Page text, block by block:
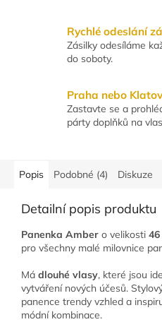
Rychlé odeslání
Zásilky odesíláme
do soboty.
Praha nebo
Zastavte se a
párty doplňků na
Popis Podobné (4) Diskuze
Detailní popis produktu
Panenka Amber o velikosti 46
pro všechny malé milovnice
Má dlouhé vlasy, které jsou
vytváření nových účesů.
panence trendy vzhled a
módní kombinace.